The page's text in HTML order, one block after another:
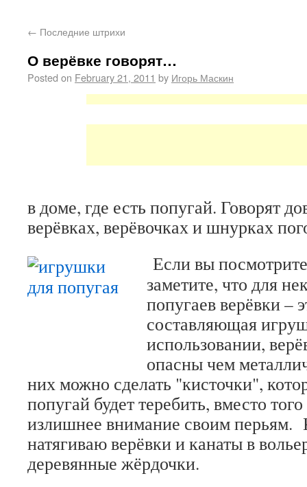
← Последние штрихи
О верёвке говорят…
Posted on February 21, 2011 by Игорь Маскин
в доме, где есть попугай. Говорят
верёвках, верёвочках и шнурках
Если вы
заметите, что для
попугаев верёвки –
составляющая
использовании,
опасны чем
них можно сделать "кисточки",
попугай будет теребить, вместо
излишнее внимание своим перьям.
натягиваю верёвки и канаты в
деревянные жёрдочки.